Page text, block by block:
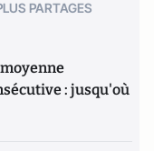
PARTAGES
: jusqu'où